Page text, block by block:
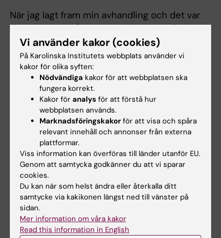
När jag lagt fram min avhandling och det var
dags att göra något nytt valde jag att forska
om kön och kognition – och det har jag
fortsatt med sedan dess. Idag vet vi att det
finns en rad små skillnader som går igen i
kulturer över hela världen. En av dem är just
den som jag lade märke till i föreningen
Björken: kvinnor har generellt lite bättre
episodiskt minne än män.”
Hade du nytta av informationen på denna sida?
Yes
No
Innehållsgranskare:
Cecilia Odlind
Sidan uppdaterad:2026-06-16
Vi använder kakor (cookies)
På Karolinska Institutets webbplats använder vi
kakor för olika syften:
Nödvändiga kakor för att webbplatsen ska
fungera korrekt.
Kakor för analys för att förstå hur
webbplatsen används.
Marknadsföringskakor för att visa och spåra
relevant innehåll och annonser från externa
plattformar.
Viss information kan överföras till länder utanför EU.
Genom att samtycka godkänner du att vi sparar
cookies.
Du kan när som helst ändra eller återkalla ditt
samtycke via kakikonen längst ned till vänster på
sidan.
Mer information om våra kakor
Read this information in English